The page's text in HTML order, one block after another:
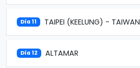
Día 11 TAIPEI (KEELUNG) - TAIWAN
Día 12 ALTAMAR